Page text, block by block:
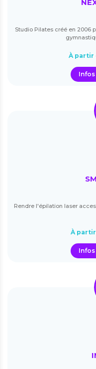
Studio Pilates créé en 2006
À partir
Infos
Rendre l'épilation laser
À
Infos